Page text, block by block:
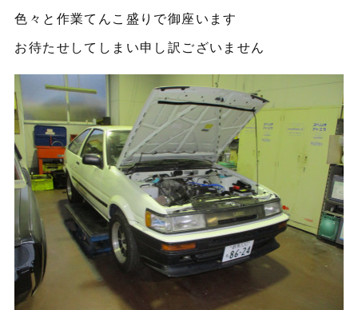
色々と作業てんこ盛りで御座います
お待たせしてしまい申し訳ございません